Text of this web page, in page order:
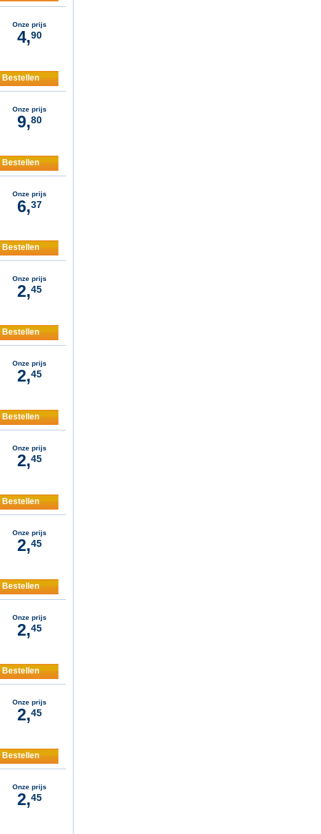
Onze prijs
4,90
Bestellen
Onze prijs
9,80
Bestellen
Onze prijs
6,37
Bestellen
Onze prijs
2,45
Bestellen
Onze prijs
2,45
Bestellen
Onze prijs
2,45
Bestellen
Onze prijs
2,45
Bestellen
Onze prijs
2,45
Bestellen
Onze prijs
2,45
Bestellen
Onze prijs
2,45